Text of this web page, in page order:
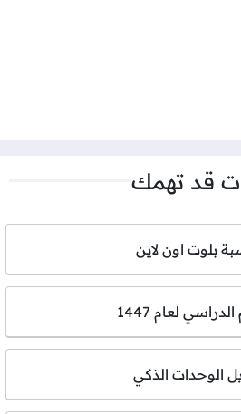
قد تهمك
بلوت اون لاين
لعام 1447
الوحدات الذكي